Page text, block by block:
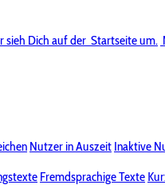
sieh Dich auf der Startseite um.
Nutzer in Auszeit Inaktive
Fremdsprachige Texte